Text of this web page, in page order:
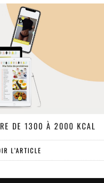
DE 1300 À 2000 KCAL
L’ARTICLE